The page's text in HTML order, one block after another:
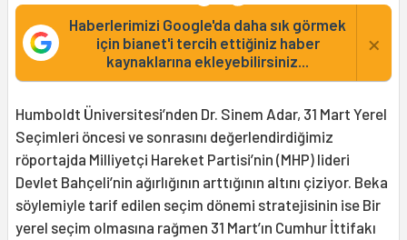
Haberlerimizi Google'da daha sık görmek
için bianet'i tercih ettiğiniz haber
kaynaklarına ekleyebilirsiniz...
×
Humboldt Üniversitesi’nden Dr. Sinem Adar, 31 Mart Yerel
Seçimleri öncesi ve sonrasını değerlendirdiğimiz
röportajda Milliyetçi Hareket Partisi’nin (MHP) lideri
Devlet Bahçeli’nin ağırlığının arttığının altını çiziyor. Beka
söylemiyle tarif edilen seçim dönemi stratejisinin ise Bir
yerel seçim olmasına rağmen 31 Mart’ın Cumhur İttifakı